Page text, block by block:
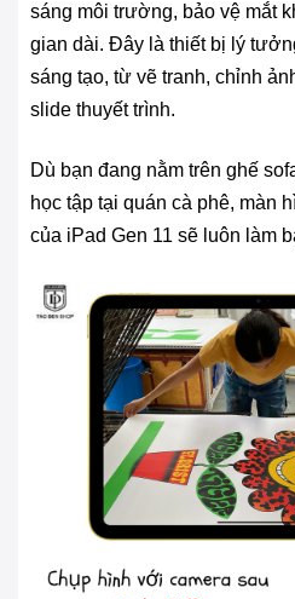
sáng môi trường, bảo vệ mắt
gian dài. Đây là thiết bị lý
sáng tạo, từ vẽ tranh, chỉnh
slide thuyết trình.
Dù bạn đang nằm trên ghế
học tập tại quán cà phê, màn
của iPad Gen 11 sẽ luôn làm